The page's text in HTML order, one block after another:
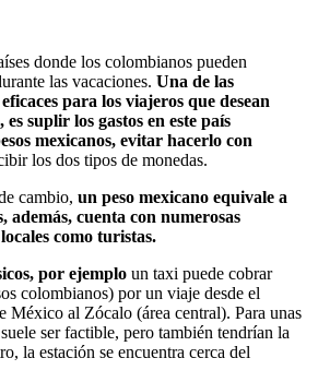
donde los colombianos pueden
las vacaciones. Una de las
para los viajeros que desean
suplir los gastos en este país
mexicanos, evitar hacerlo con
los dos tipos de monedas.
cambio, un peso mexicano equivale a
además, cuenta con numerosas
como turistas.
por ejemplo un taxi puede cobrar
colombianos) por un viaje desde el
México al Zócalo (área central). Para unas
ser factible, pero también tendrían la
la estación se encuentra cerca del